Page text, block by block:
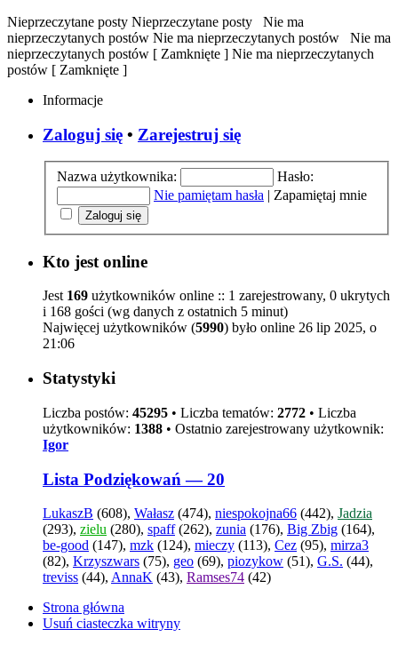
Nieprzeczytane posty Nieprzeczytane posty Nie ma
nieprzeczytanych postów Nie ma nieprzeczytanych postów Nie ma
nieprzeczytanych postów [ Zamknięte ] Nie ma nieprzeczytanych
postów [ Zamknięte ]
Informacje
Zaloguj się • Zarejestruj się
Nazwa użytkownika:
Hasło:
Nie pamiętam hasła | Zapamiętaj mnie
Kto jest online
Jest 169 użytkowników online :: 1 zarejestrowany, 0 ukrytych
i 168 gości (wg danych z ostatnich 5 minut)
Najwięcej użytkowników (5990) było online 26 lip 2025, o
21:06
Statystyki
Liczba postów: 45295 • Liczba tematów: 2772 • Liczba
użytkowników: 1388 • Ostatnio zarejestrowany użytkownik:
Igor
Lista Podziękowań — 20
LukaszB (608), Wałasz (474), niespokojna66 (442), Jadzia
(293), zielu (280), spaff(262), zunia (176), Big Zbig (164),
be-good (147), mzk (124), mieczy (113), Cez (95), mirza3
(82), Krzyszwars (75), geo (69), piozykow (51), G.S. (44),
treviss (44), AnnaK (43), Ramses74 (42)
Strona główna
Usuń ciasteczka witryny